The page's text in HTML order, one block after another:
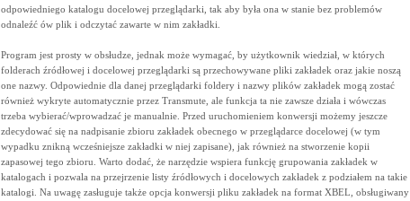
odpowiedniego katalogu docelowej przeglądarki, tak aby była ona w stanie bez problemów
odnaleźć ów plik i odczytać zawarte w nim zakładki.
Program jest prosty w obsłudze, jednak może wymagać, by użytkownik wiedział, w których
folderach źródłowej i docelowej przeglądarki są przechowywane pliki zakładek oraz jakie noszą
one nazwy. Odpowiednie dla danej przeglądarki foldery i nazwy plików zakładek mogą zostać
również wykryte automatycznie przez Transmute, ale funkcja ta nie zawsze działa i wówczas
trzeba wybierać/wprowadzać je manualnie. Przed uruchomieniem konwersji możemy jeszcze
zdecydować się na nadpisanie zbioru zakładek obecnego w przeglądarce docelowej (w tym
wypadku znikną wcześniejsze zakładki w niej zapisane), jak również na stworzenie kopii
zapasowej tego zbioru. Warto dodać, że narzędzie wspiera funkcję grupowania zakładek w
katalogach i pozwala na przejrzenie listy źródłowych i docelowych zakładek z podziałem na takie
katalogi. Na uwagę zasługuje także opcja konwersji pliku zakładek na format XBEL, obsługiwany